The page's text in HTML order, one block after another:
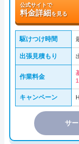
公式サイトで
料金詳細を見る
駆けつけ時間
出張見積もり
作業料金
キャンペーン
サ